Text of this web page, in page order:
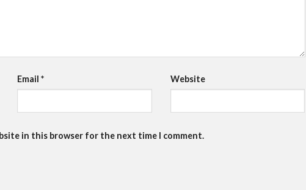
Email * Website
in this browser for the next time I comment.